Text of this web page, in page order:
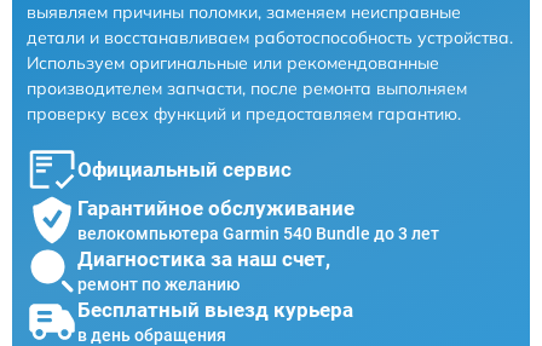
выявляем причины поломки, заменяем неисправные
детали и восстанавливаем работоспособность устройства.
Используем оригинальные или рекомендованные
производителем запчасти, после ремонта выполняем
проверку всех функций и предоставляем гарантию.
Официальный сервис
Гарантийное обслуживание
велокомпьютера Garmin 540 Bundle до 3 лет
Диагностика за наш счет,
ремонт по желанию
Бесплатный выезд курьера
в день обращения